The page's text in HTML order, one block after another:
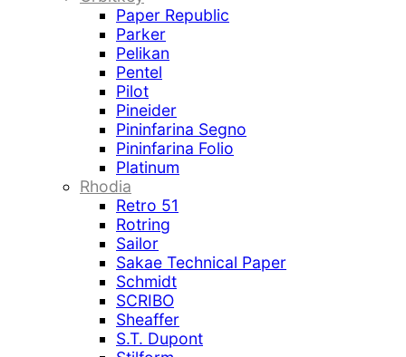
Paper Republic
Parker
Pelikan
Pentel
Pilot
Pineider
Pininfarina Segno
Pininfarina Folio
Platinum
Rhodia
Retro 51
Rotring
Sailor
Sakae Technical Paper
Schmidt
SCRIBO
Sheaffer
S.T. Dupont